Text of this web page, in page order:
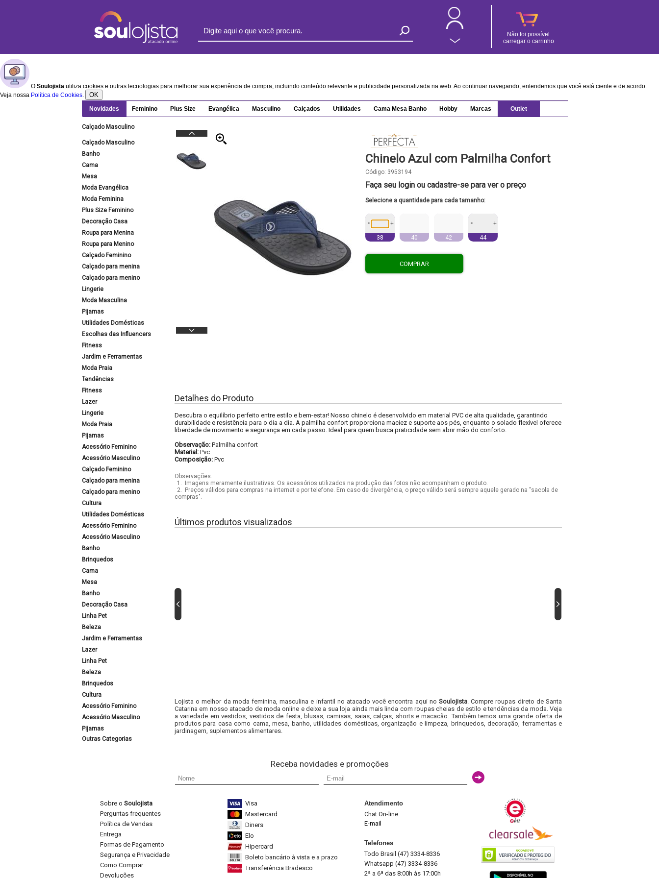
Não foi possível
carregar o carrinho
O Soulojista utiliza cookies e outras tecnologias para melhorar sua experiência de compra, incluindo conteúdo relevante e publicidade personalizada na web. Ao continuar navegando, entendemos que você está ciente e de acordo.
Veja nossa Política de Cookies. OK
Novidades Feminino Plus Size Evangélica Masculino Calçados Utilidades Cama Mesa Banho Hobby Marcas Outlet
Calçado Masculino
Calçado Masculino
Banho
Cama
Mesa
Moda Evangélica
Moda Feminina
Plus Size Feminino
Decoração Casa
Roupa para Menina
Roupa para Menino
Calçado Feminino
Calçado para menina
Calçado para menino
Lingerie
Moda Masculina
Pijamas
Utilidades Domésticas
Escolhas das Influencers
Fitness
Jardim e Ferramentas
Moda Praia
Tendências
Fitness
Lazer
Lingerie
Moda Praia
Pijamas
Acessório Feminino
Acessório Masculino
Calçado Feminino
Calçado para menina
Calçado para menino
Cultura
Utilidades Domésticas
Acessório Feminino
Acessório Masculino
Banho
Brinquedos
Cama
Mesa
Banho
Decoração Casa
Linha Pet
Beleza
Jardim e Ferramentas
Lazer
Linha Pet
Beleza
Brinquedos
Cultura
Acessório Feminino
Acessório Masculino
Pijamas
Outras Categorias
Chinelo Azul com Palmilha Confort
Código: 3953194
Faça seu login ou cadastre-se para ver o preço
Selecione a quantidade para cada tamanho:
- +
38 40 42
- +
44
COMPRAR
Detalhes do Produto
Descubra o equilíbrio perfeito entre estilo e bem-estar! Nosso chinelo é desenvolvido em material PVC de alta qualidade, garantindo
durabilidade e resistência para o dia a dia. A palmilha confort proporciona maciez e suporte aos pés, enquanto o solado flexível oferece
liberdade de movimento e segurança em cada passo. Ideal para quem busca praticidade sem abrir mão do conforto.
Observação: Palmilha confort
Material: Pvc
Composição: Pvc
Observações:
1.
Imagens meramente ilustrativas. Os acessórios utilizados na produção das fotos não acompanham o produto.
2.
Preços válidos para compras na internet e por telefone. Em caso de divergência, o preço válido será sempre aquele gerado na "sacola de
compras".
Últimos produtos visualizados
Lojista o melhor da moda feminina, masculina e infantil no atacado você encontra aqui no Soulojista. Compre roupas direto de Santa
Catarina em nosso atacado de moda online e deixe a sua loja ainda mais linda com roupas cheias de estilo e tendências da moda. Veja
a variedade em vestidos, vestidos de festa, blusas, camisas, saias, calças, shorts e macacão. Também temos uma grande oferta de
produtos para casa como cama, mesa, banho, utilidades domésticas, organização e limpeza, brinquedos, decoração, ferramentas e
jardinagem, suplementos alimentares.
Receba novidades e promoções
Sobre o Soulojista
Perguntas frequentes
Política de Vendas
Entrega
Formas de Pagamento
Segurança e Privacidade
Como Comprar
Devoluções
Visa
Mastercard
Diners
Elo
Hipercard
Boleto bancário à vista e a prazo
Transferência Bradesco
Atendimento
Chat On-line
E-mail
Telefones
Todo Brasil (47) 3334-8336
Whatsapp (47) 3334-8336
2ª a 6ª das 8:00h às 17:00h